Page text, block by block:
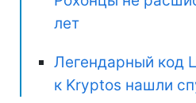
лет
Легендарный код
к Kryptos нашли